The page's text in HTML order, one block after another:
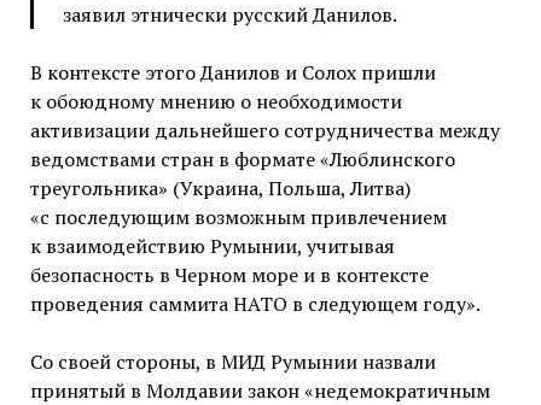
заявил этнически русский Данилов.
В контексте этого Данилов и Солох пришли
к обоюдному мнению о необходимости
активизации дальнейшего сотрудничества между
ведомствами стран в формате «Люблинского
треугольника» (Украина, Польша, Литва)
«с последующим возможным привлечением
к взаимодействию Румынии, учитывая
безопасность в Черном море и в контексте
проведения саммита НАТО в следующем году».
Со своей стороны, в МИД Румынии назвали
принятый в Молдавии закон «недемократичным